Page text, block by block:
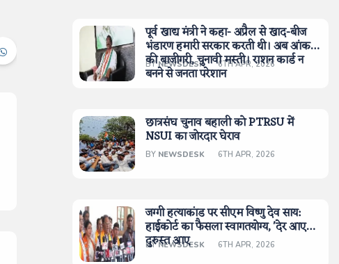
पूर्व खाद्य मंत्री ने कहा- अप्रैल से खाद-बीज
भंडारण हमारी सरकार करती थी। अब आंकड़ों
की बाजीगरी, चुनावी मस्ती। राशन कार्ड न
बनने से जनता परेशान
BYNEWSDESK 6TH APR, 2026
छात्रसंघ चुनाव बहाली को PTRSU में
NSUI का जोरदार घेराव
BY NEWSDESK 6TH APR, 2026
जग्गी हत्याकांड पर सीएम विष्णु देव साय:
हाईकोर्ट का फैसला स्वागतयोग्य, 'देर आए
दुरुस्त आए
BYNEWSDESK 6TH APR, 2026